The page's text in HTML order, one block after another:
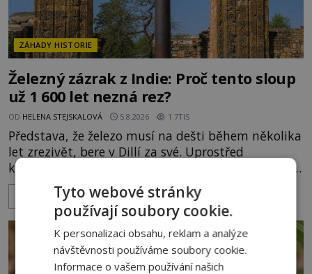
ZÁHADY HISTORIE
Železný zázrak z Indie: Proč tento sloup
už 1 600 let nezná rez?
OD HELENA STEJSKALOVÁ 5.8.2026 1.7TIS
Představa, že železo musí na dešti během několika
let zrezivět, bere v Dillí za své. Uprostřed
komplexu Qutb stojí více než sedm metrů vysoký
železný sloup, který už přibližně 1 600 let odolává
počasí s jen nepatrnými stopami koroze. Jeho
mimořádná trvanlivost dlouho živí legendy o
ztracených technologiích či tajemných
materiálech. Moderní metalurgie však ukazuje, že
skutečné vysvětlení je ješt
ZOBRAZIT VÍCETyto webové stránky
používají soubory cookie.
K personalizaci obsahu, reklam a analýze
návštěvnosti používáme soubory cookie.
Informace o vašem používání našich